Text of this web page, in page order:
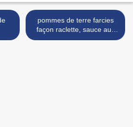
pommes de terre farcies
façon raclette, sauce aux
champignons >